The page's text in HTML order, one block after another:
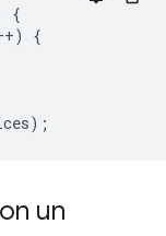
{
)
{
);
un